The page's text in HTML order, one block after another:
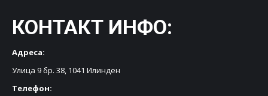
КОНТАКТ ИНФО:
Адреса:
Улица 9 бр. 38, 1041 Илинден
Телефон: